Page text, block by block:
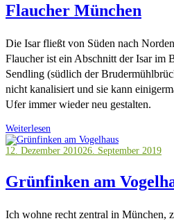
Flaucher München
Die Isar fließt von Süden nach
Flaucher ist ein Abschnitt der Isar im
Sendling (südlich der
nicht kanalisiert und sie kann
Ufer immer wieder neu gestalten.
Weiterlesen
12. Dezember 201026. September 2019
Grünfinken am
Ich wohne recht zentral in München,